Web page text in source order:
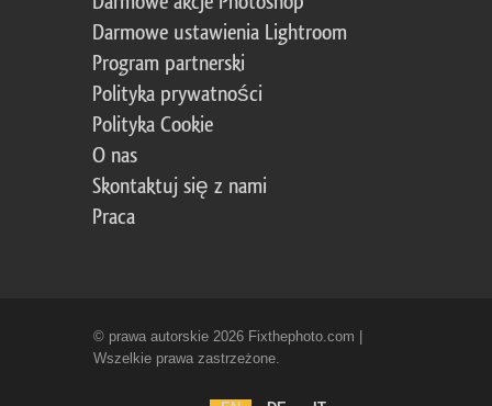
Darmowe ustawienia Lightroom
Program partnerski
Polityka prywatności
Polityka Cookie
O nas
Skontaktuj się z nami
Praca
© prawa autorskie 2026 Fixthephoto.com |
Wszelkie prawa zastrzeżone.